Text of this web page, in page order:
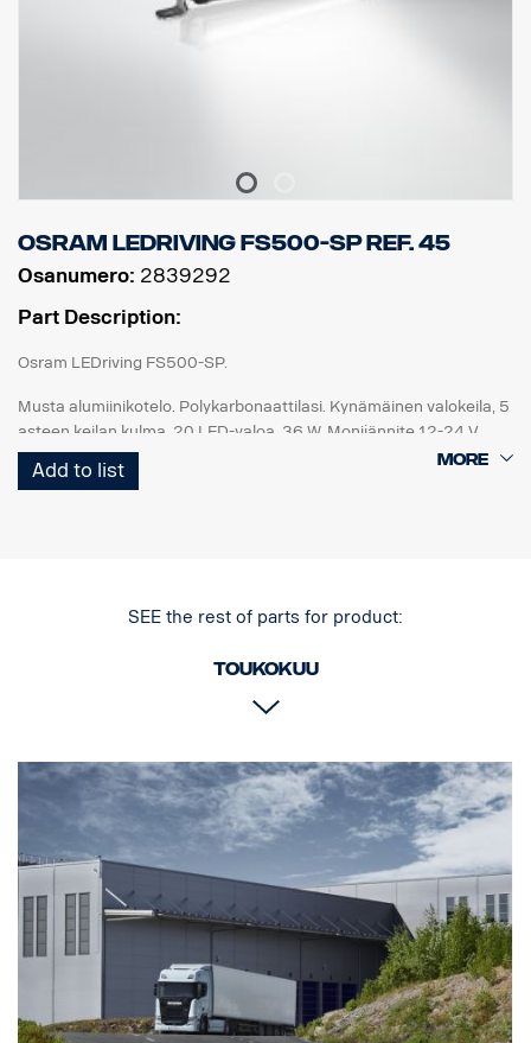
Osram LEDriving FS500-SP Ref. 45
Osanumero: 2839292
Part Description:
Osram LEDriving FS500-SP.
Musta alumiinikotelo. Polykarbonaattilasi. Kynämäinen valokeila, 5
asteen keilan kulma. 20 LED-valoa. 36 W. Monijännite 12-24 V.
Napaisuussuojaus. Sisäänrakennettu lämmönhallinta. Johdin
1000 mm. IP67. ECE R10, R112.
Add to list
SEE the rest of parts for product:
Toukokuu